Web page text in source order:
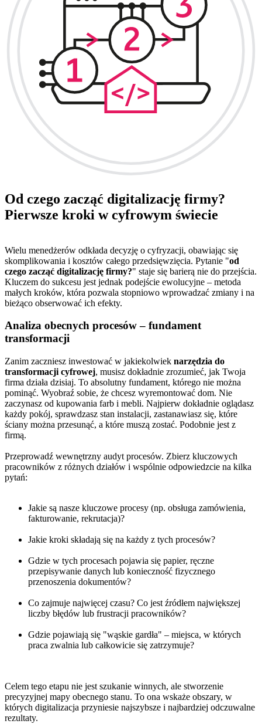
Od czego zacząć digitalizację firmy?
Pierwsze kroki w cyfrowym świecie
Wielu menedżerów odkłada decyzję o cyfryzacji, obawiając się
skomplikowania i kosztów całego przedsięwzięcia. Pytanie "od
czego zacząć digitalizację firmy?" staje się barierą nie do przejścia.
Kluczem do sukcesu jest jednak podejście ewolucyjne – metoda
małych kroków, która pozwala stopniowo wprowadzać zmiany i na
bieżąco obserwować ich efekty.
Analiza obecnych procesów – fundament
transformacji
Zanim zaczniesz inwestować w jakiekolwiek narzędzia do
transformacji cyfrowej, musisz dokładnie zrozumieć, jak Twoja
firma działa dzisiaj. To absolutny fundament, którego nie można
pominąć. Wyobraź sobie, że chcesz wyremontować dom. Nie
zaczynasz od kupowania farb i mebli. Najpierw dokładnie oglądasz
każdy pokój, sprawdzasz stan instalacji, zastanawiasz się, które
ściany można przesunąć, a które muszą zostać. Podobnie jest z
firmą.
Przeprowadź wewnętrzny audyt procesów. Zbierz kluczowych
pracowników z różnych działów i wspólnie odpowiedzcie na kilka
pytań:
Jakie są nasze kluczowe procesy (np. obsługa zamówienia,
fakturowanie, rekrutacja)?
Jakie kroki składają się na każdy z tych procesów?
Gdzie w tych procesach pojawia się papier, ręczne
przepisywanie danych lub konieczność fizycznego
przenoszenia dokumentów?
Co zajmuje najwięcej czasu? Co jest źródłem największej
liczby błędów lub frustracji pracowników?
Gdzie pojawiają się "wąskie gardła" – miejsca, w których
praca zwalnia lub całkowicie się zatrzymuje?
Celem tego etapu nie jest szukanie winnych, ale stworzenie
precyzyjnej mapy obecnego stanu. To ona wskaże obszary, w
których digitalizacja przyniesie najszybsze i najbardziej odczuwalne
rezultaty.